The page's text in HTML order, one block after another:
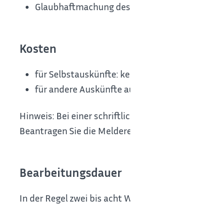
Glaubhaftmachung des berechtigten
Kosten
für Selbstauskünfte: keine
für andere Auskünfte aus dem
Hinweis: Bei einer schriftlich beantragten
Beantragen Sie die Melderegisterauskunft
Bearbeitungsdauer
In der Regel zwei bis acht Wochen.